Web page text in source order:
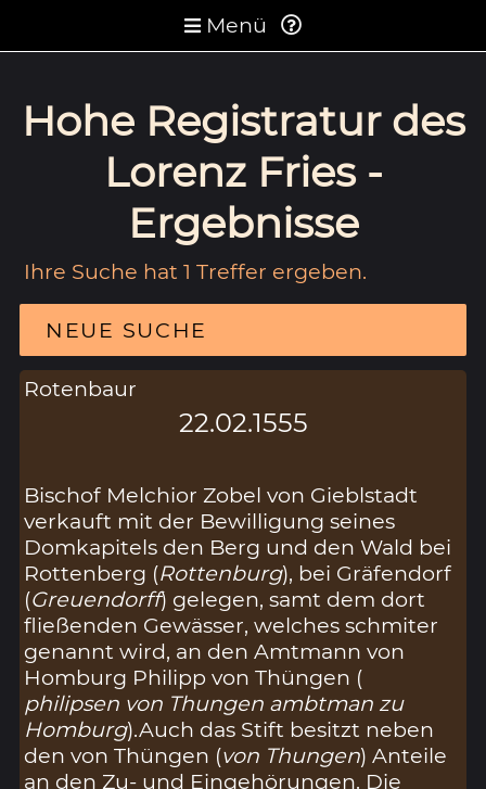
Menü
Hohe Registratur des
Lorenz Fries -
Ergebnisse
Ihre Suche hat 1 Treffer ergeben.
NEUE SUCHE
Rotenbaur
22.02.1555
Bischof Melchior Zobel von Gieblstadt
verkauft mit der Bewilligung seines
Domkapitels den Berg und den Wald bei
Rottenberg (Rottenburg), bei Gräfendorf
(Greuendorff) gelegen, samt dem dort
fließenden Gewässer, welches schmiter
genannt wird, an den Amtmann von
Homburg Philipp von Thüngen (
philipsen von Thungen ambtman zu
Homburg).Auch das Stift besitzt neben
den von Thüngen (von Thungen) Anteile
an den Zu- und Eingehörungen. Die